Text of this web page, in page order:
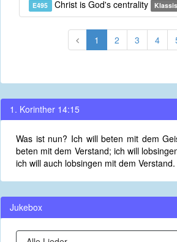
E495 Christ is God's centrality
1 2 3 4
1. Korinther 14:15
Was ist nun? Ich will beten mit dem
beten mit dem Verstand; ich will
ich will auch lobsingen mit dem Verstand.
Jukebox